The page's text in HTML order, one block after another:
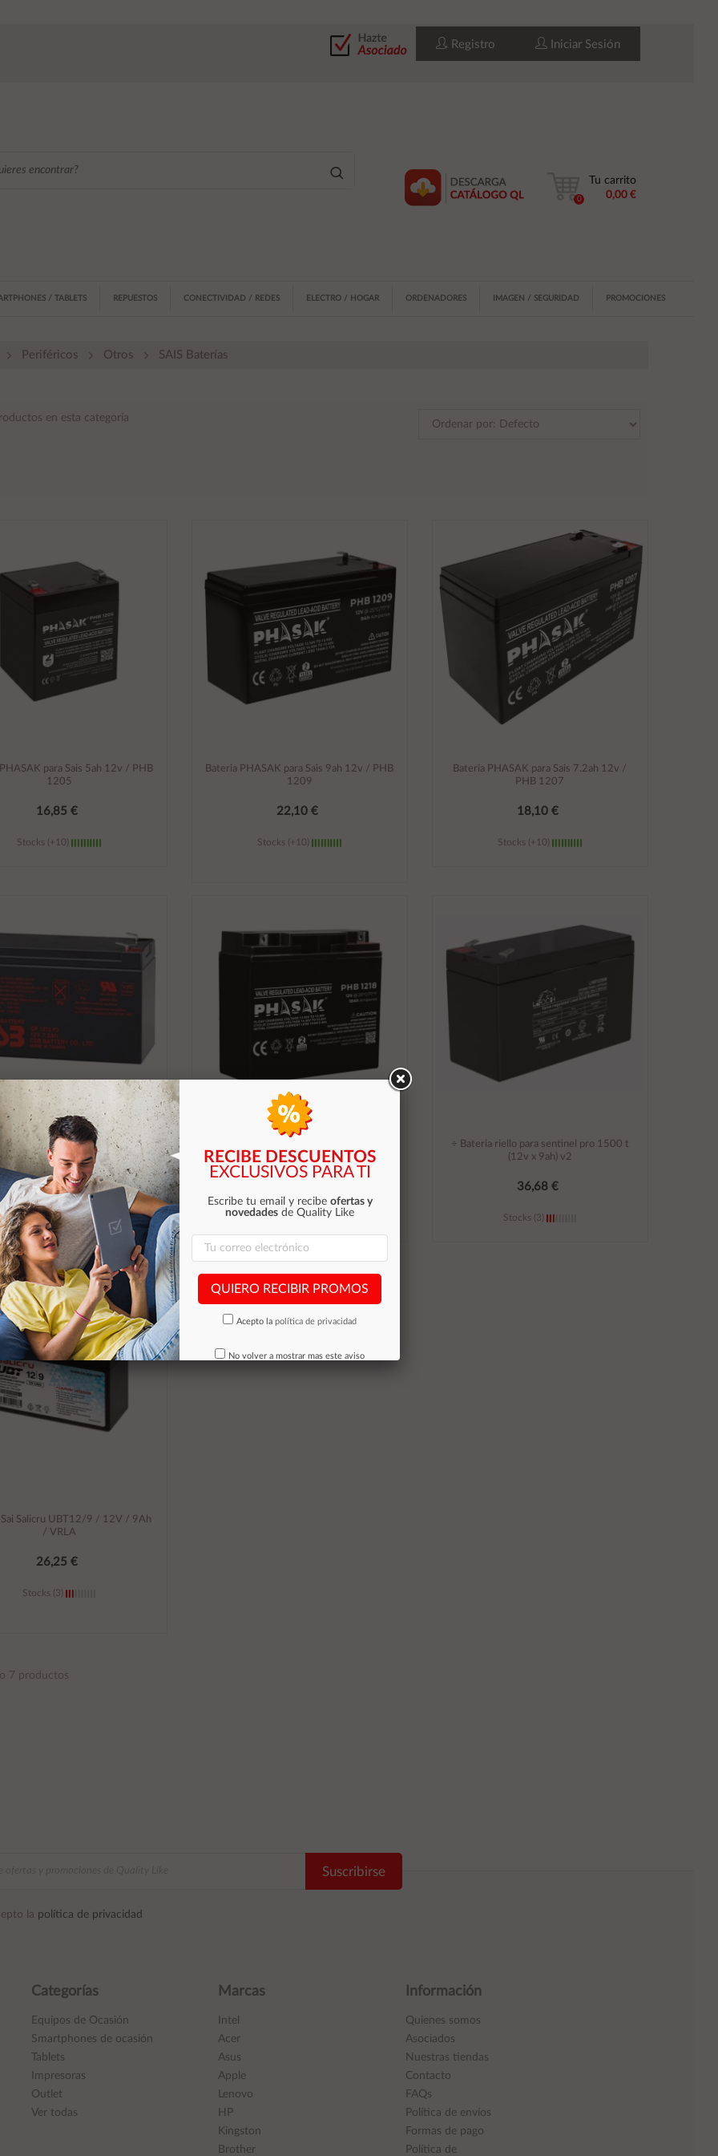
Registro Iniciar Sesión
Tu carrito
0,00 €
0
/ TABLETS REPUESTOS CONECTIVIDAD / REDES ELECTRO / HOGAR ORDENADORES IMAGEN / SEGURIDAD PROMOCIONES
Periféricos Otros SAIS Baterías
en esta categoría
para Sais 5ah 12v / PHB
1205
16,85 €
Stocks (+10)
Bateria PHASAK para Sais 9ah 12v / PHB
1209
22,10 €
Stocks (+10)
Bateria PHASAK para Sais 7.2ah 12v /
PHB 1207
18,10 €
Stocks (+10)
riello 12v 7ah lhr1228w
32,54 €
Stocks (+10)
Añadir al carrito
PHB 1218
Stocks (8)
Añadir al carrito
÷ Bateria riello para sentinel pro 1500 t
(12v x 9ah) v2
36,68 €
Stocks (3)
Sai Salicru UBT12/9 / 12V / 9Ah
/ VRLA
26,25 €
Stocks (3)
7 productos
Suscribirse
la política de privacidad
Categorías
Equipos de Ocasión
Smartphones de ocasión
Tablets
Impresoras
Outlet
Ver todas
Marcas
Intel
Acer
Asus
Apple
Lenovo
HP
Kingston
Brother
Información
Quienes somos
Asociados
Nuestras tiendas
Contacto
FAQs
Política de envíos
Formas de pago
Política de
RECIBE DESCUENTOS
EXCLUSIVOS PARA TI
Escribe tu email y recibe ofertas y
novedades de Quality Like
QUIERO RECIBIR PROMOS
Acepto la política de privacidad
No volver a mostrar mas este aviso